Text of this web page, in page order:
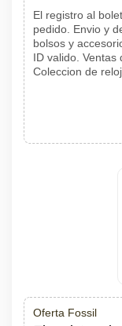
El registro al
pedido. Envio y
bolsos y
ID valido. Ventas
Coleccion de
Oferta Fossil